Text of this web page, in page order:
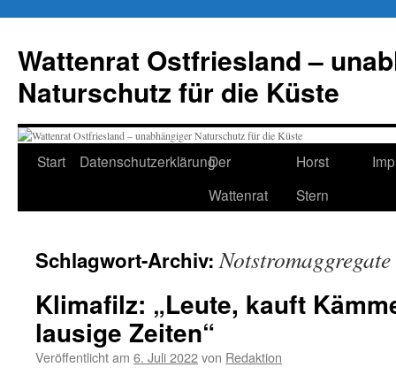
springen
Wattenrat Ostfriesland –
Naturschutz für die Küste
Start DatenschutzerklärungDer
Wattenrat
Horst
Stern
Schlagwort-Archiv:Notstromaggregate
Klimafilz: „Leute, kauft
lausige Zeiten“
Veröffentlicht am 6. Juli 2022von Redaktion